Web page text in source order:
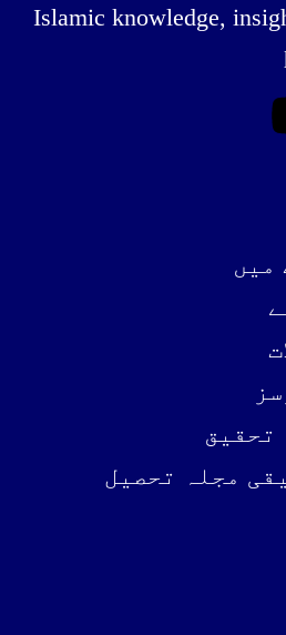
Islamic knowledge,
میں
تحقیق
مجلہ تحصیل